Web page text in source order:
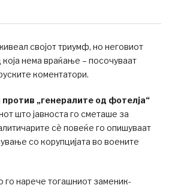
својот триумф, но неговиот
која нема враќање – посочуваат
коментатори.
„генералите од фотелја“
што јавноста го сметаше за
сè повеќе го опишуваат
со корупцијата во воените
го нарече тогашниот заменик-